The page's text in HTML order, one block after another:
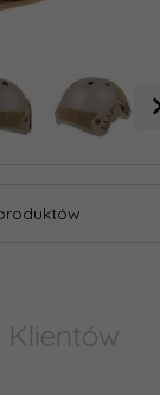
Klientów